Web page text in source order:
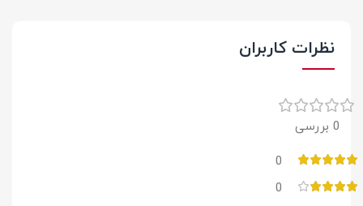
نظرات کاربران
0 بررسی
0
0